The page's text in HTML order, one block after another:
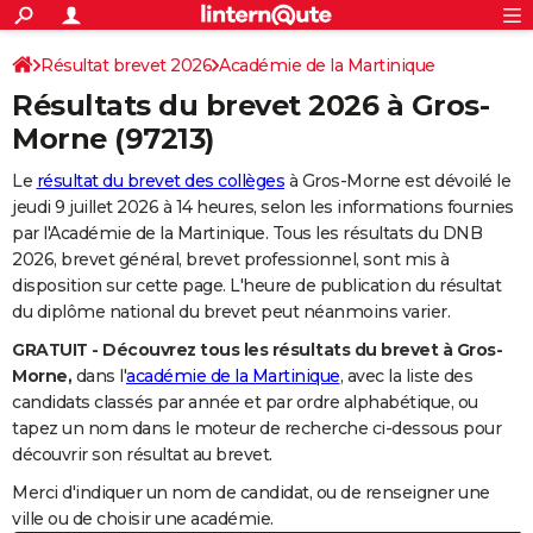
ACTUALITÉS
Politique
Société
Faits Divers
Education
Monde
Villes
+
SPORT
Coupe du monde 2026
Football
Tennis
Cyclisme
Rugby
Forum
FINANCE
Retraite
Impôts
Epargne
Immobilier
Risques naturels par ville
Banque
Assurance
Crédit
Essais
Réserver un essai
Citadines
Berlines
SUV
Forum auto
+
HIGH-TECH
Mobiles
Meilleur smartphone
Internet
Ordinateurs
Jeux vidéo
Guide high-tech
+
BRICOLAGE
Forum
Aménagement intérieur
Extérieur
Cuisine
Salle de bains
Jardinage
Rangement
WEEK-END
Guides de France
Escapades
Patrimoine
Expositions
Musées
Week-end nature
+
Art de vivre
Bien-être
Loisirs
Mode
Modes de vie
+SANTE
Alimentation
Guide de la santé
Maladies
Médicaments
Sommeil
VOYAGE
Rechercher
S'inscrire
Connexion
Résultat brevet 2026 Académie de la Martinique
Résultats du brevet 2026 à Gros-
Morne(97213)
Le résultat du brevet des collèges à Gros-Morne est dévoilé le
jeudi 9 juillet 2026 à 14 heures, selon les informations fournies
par l'Académie de la Martinique. Tous les résultats du DNB
2026, brevet général, brevet professionnel, sont mis à
disposition sur cette page. L'heure de publication du résultat
du diplôme national du brevet peut néanmoins varier.
GRATUIT - Découvrez tous les résultats du brevet à Gros-
Morne, dans l'académie de la Martinique, avec la liste des
candidats classés par année et par ordre alphabétique, ou
tapez un nom dans le moteur de recherche ci-dessous pour
découvrir son résultat au brevet.
Merci d'indiquer un nom de candidat, ou de renseigner une
ville ou de choisir une académie.